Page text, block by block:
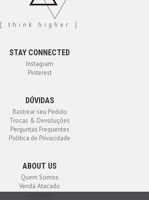
[ think higher ]
STAY CONNECTED
Instagram
Pinterest
DÚVIDAS
Rastrear seu Pedido
Trocas & Devoluções
Perguntas Frequentes
Política de Privacidade
ABOUT US
Quem Somos
Venda Atacado